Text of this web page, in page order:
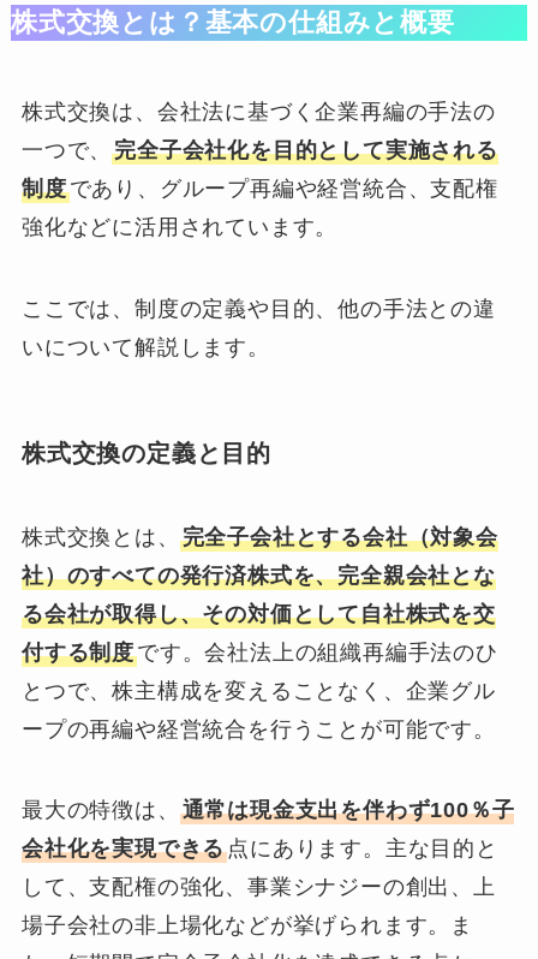
株式交換とは？基本の仕組みと概要
株式交換は、会社法に基づく企業再編の手法の
一つで、完全子会社化を目的として実施される
制度であり、グループ再編や経営統合、支配権
強化などに活用されています。
ここでは、制度の定義や目的、他の手法との違
いについて解説します。
株式交換の定義と目的
株式交換とは、 完全子会社とする会社（対象会
社）のすべての発行済株式を、完全親会社とな
る会社が取得し、その対価として自社株式を交
付する制度です。会社法上の組織再編手法のひ
とつで、株主構成を変えることなく、企業グル
ープの再編や経営統合を行うことが可能です。
最大の特徴は、 通常は現金支出を伴わず100％子
会社化を実現できる点にあります。主な目的と
して、支配権の強化、事業シナジーの創出、上
場子会社の非上場化などが挙げられます。ま